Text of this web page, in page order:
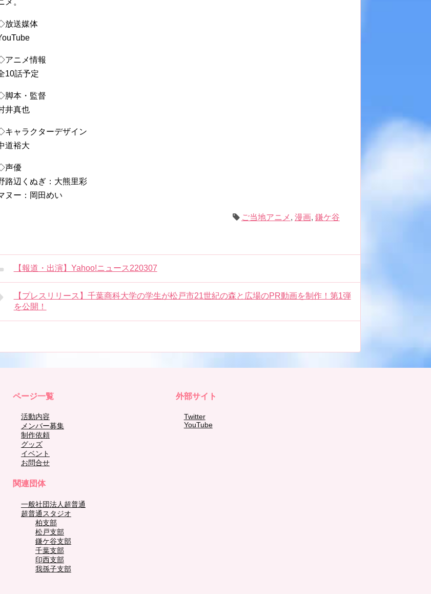
放送媒体
アニメ情報
10話予定
脚本・監督
井真也
キャラクターデザイン
道裕大
声優
路辺くぬぎ：大熊里彩
ヌー：岡田めい
ご当地アニメ , 漫画, 鎌ケ谷
【報道・出演】Yahoo!ニュース220307
【プレスリリース】千葉商科大学の学生が松戸市21世紀の森と広場のPR動画を制作！第1弾
を公開！
ページ一覧
活動内容
メンバー募集
制作依頼
グッズ
イベント
お問合せ
関連団体
一般社団法人超普通
超普通スタジオ
柏支部
松戸支部
鎌ケ谷支部
千葉支部
印西支部
我孫子支部
外部サイト
Twitter
YouTube